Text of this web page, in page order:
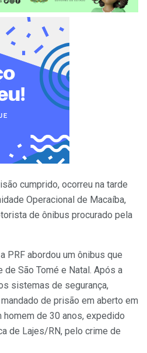
cumprido, ocorreu na tarde
Operacional de Macaíba,
de ônibus procurado pela
PRF abordou um ônibus que
de São Tomé e Natal. Após a
sistemas de segurança,
de prisão em aberto em
de 30 anos, expedido
de Lajes/RN, pelo crime de